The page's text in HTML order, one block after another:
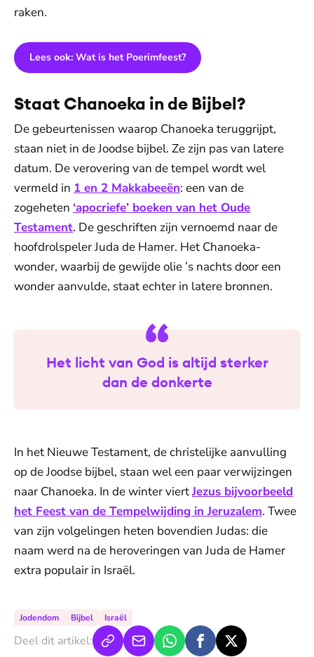
raken.
Lees ook: Wat is het Poerimfeest?
Staat Chanoeka in de Bijbel?
De gebeurtenissen waarop Chanoeka teruggrijpt,
staan niet in de Joodse bijbel. Ze zijn pas van latere
datum. De verovering van de tempel wordt wel
vermeld in 1 en 2 Makkabeeën: een van de
zogeheten ‘apocriefe’ boeken van het Oude
Testament. De geschriften zijn vernoemd naar de
hoofdrolspeler Juda de Hamer. Het Chanoeka-
wonder, waarbij de gewijde olie ’s nachts door een
wonder aanvulde, staat echter in latere bronnen.
Het licht van God is altijd sterker
dan de donkerte
In het Nieuwe Testament, de christelijke aanvulling
op de Joodse bijbel, staan wel een paar verwijzingen
naar Chanoeka. In de winter viertJezus bijvoorbeeld
het Feest van de Tempelwijding in Jeruzalem. Twee
van zijn volgelingen heten bovendien Judas: die
naam werd na de heroveringen van Juda de Hamer
extra populair in Israël.
Jodendom Bijbel Israël
Deel dit artikel: